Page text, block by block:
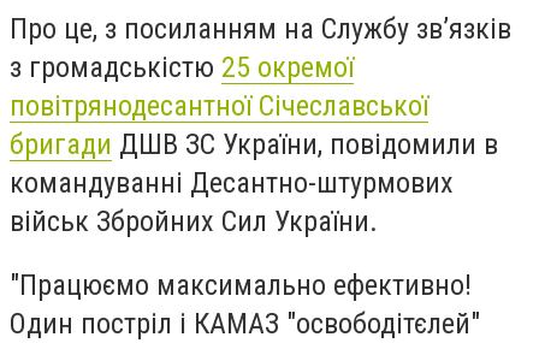
Про це, з посиланням на Службу зв’язків
з громадськістю 25 окремої
повітрянодесантної Січеславської
бригади ДШВ ЗС України, повідомили в
командуванні Десантно-штурмових
військ Збройних Сил України.
"Працюємо максимально ефективно!
Один постріл і КАМАЗ "освободітєлей"